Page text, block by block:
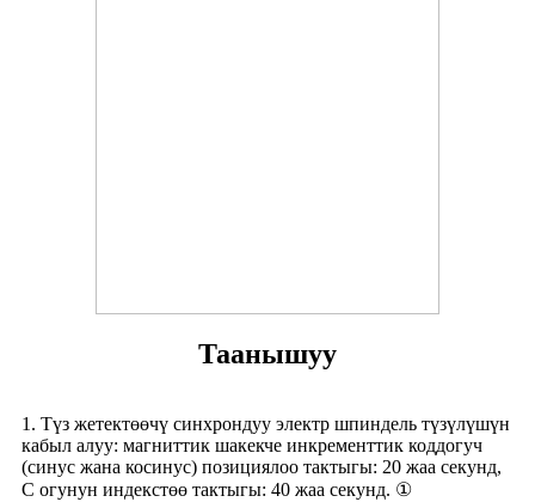
Таанышуу
1. Түз жетектөөчү синхрондуу электр шпиндель түзүлүшүн
кабыл алуу: магниттик шакекче инкременттик коддогуч
(синус жана косинус) позициялоо тактыгы: 20 жаа секунд,
С огунун индекстөө тактыгы: 40 жаа секунд. ①